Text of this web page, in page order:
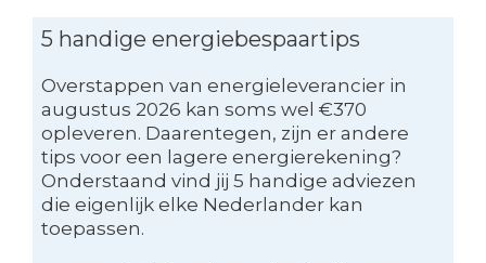
5 handige energiebespaartips
Overstappen van energieleverancier in
augustus 2026 kan soms wel €370
opleveren. Daarentegen, zijn er andere
tips voor een lagere energierekening?
Onderstaand vind jij 5 handige adviezen
die eigenlijk elke Nederlander kan
toepassen.